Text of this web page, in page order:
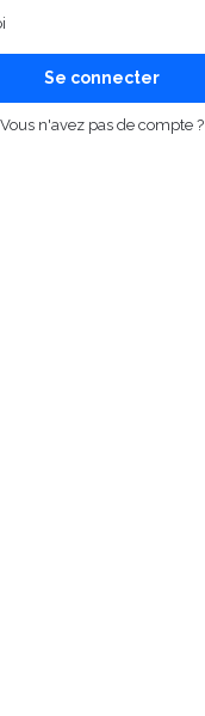
Se connecter
Vous n'avez pas de compte ?